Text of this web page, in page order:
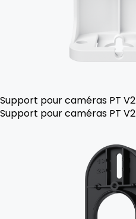
Support pour caméras PT V2
Support pour caméras PT V2